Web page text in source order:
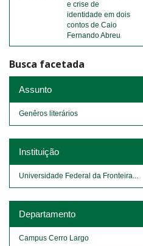
e crise de
identidade em dois
contos de Caio
Fernando Abreu
Busca facetada
Assunto
Genêros literários
Instituição
Universidade Federal da Fronteira...
Departamento
Campus Cerro Largo